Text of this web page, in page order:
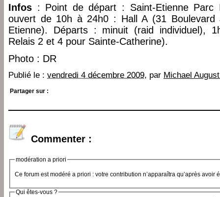
Infos : Point de départ : Saint-Etienne Parc
ouvert de 10h à 24h0 : Hall A (31 Boulevard
Etienne). Départs : minuit (raid individuel),
Relais 2 et 4 pour Sainte-Catherine).
Photo : DR
Publié le : vendredi 4 décembre 2009, par Michael
Partager sur :
Commenter :
modération a priori
Ce forum est modéré a priori : votre contribution n’apparaîtra qu’après avoir
Qui êtes-vous ?